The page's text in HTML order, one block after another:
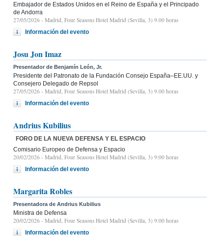
Embajador de Estados Unidos en el Reino de España y el Principado
de Andorra
27/05/2026 - Madrid, Four Seasons Hotel Madrid (Sevilla, 3) 9.00 horas
Información del evento
Josu Jon Imaz
Presentador de Benjamín León, Jr.
Presidente del Patronato de la Fundación Consejo España–EE.UU. y
Consejero Delegado de Repsol
27/05/2026 - Madrid, Four Seasons Hotel Madrid (Sevilla, 3) 9.00 horas
Información del evento
Andrius Kubilius
FORO DE LA NUEVA DEFENSA Y EL ESPACIO
Comisario Europeo de Defensa y Espacio
20/02/2026 - Madrid, Four Seasons Hotel Madrid (Sevilla, 3) 9:00 horas
Información del evento
Margarita Robles
Presentadora de Andrius Kubilius
Ministra de Defensa
20/02/2026 - Madrid, Four Seasons Hotel Madrid (Sevilla, 3) 9:00 horas
Información del evento